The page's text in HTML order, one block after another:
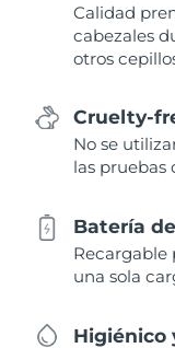
Calidad
cabezales
otros
Cruelty-
No se
las pruebas
Batería
Recargable
una sola
Higiénico